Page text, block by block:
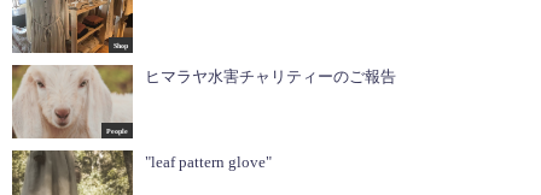
Shop
People
ヒマラヤ水害チャリティーのご報告
"leaf pattern glove"